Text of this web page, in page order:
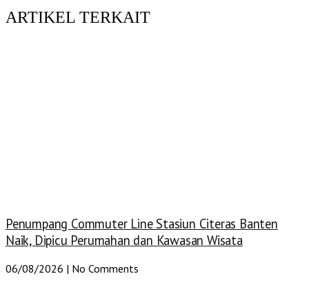
ARTIKEL TERKAIT
Penumpang Commuter Line Stasiun Citeras Banten
Naik, Dipicu Perumahan dan Kawasan Wisata
06/08/2026 No Comments